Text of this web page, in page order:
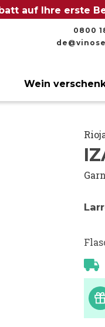
auf Ihre erste
0800
Wein